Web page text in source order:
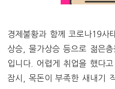
경제불황과 함께 코로나19사
상승, 물가상승 등으로 젊은
입니다. 어렵게 취업을 했다
잠시, 목돈이 부족한 새내기